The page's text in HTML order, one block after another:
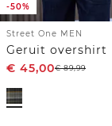
-50%
Street One MEN
Geruit overshirt
€ 45,00€89,99